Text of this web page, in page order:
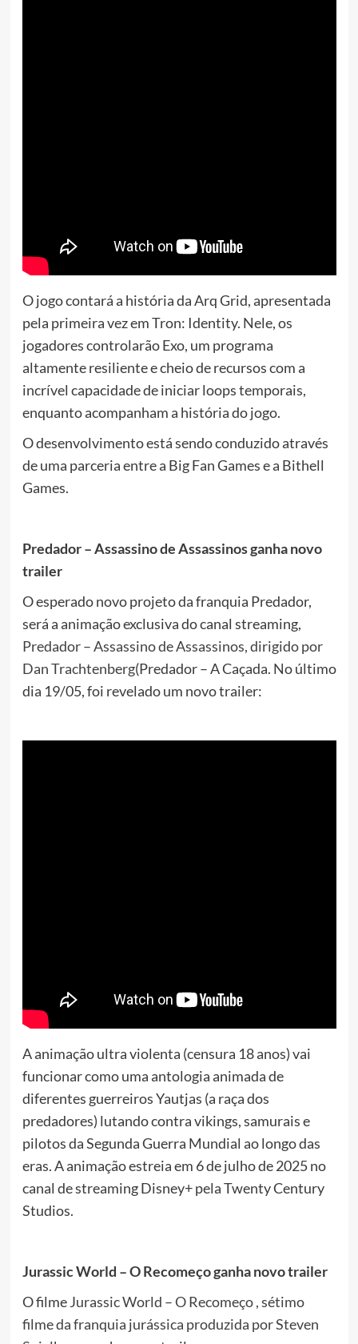
O jogo contará a história da Arq Grid, apresentada
pela primeira vez em Tron: Identity. Nele, os
jogadores controlarão Exo, um programa
altamente resiliente e cheio de recursos com a
incrível capacidade de iniciar loops temporais,
enquanto acompanham a história do jogo.
O desenvolvimento está sendo conduzido através
de uma parceria entre a Big Fan Games e a Bithell
Games.
Predador – Assassino de Assassinos ganha novo
trailer
O esperado novo projeto da franquia Predador,
será a animação exclusiva do canal streaming,
Predador – Assassino de Assassinos, dirigido por
Dan Trachtenberg(Predador – A Caçada. No último
dia 19/05, foi revelado um novo trailer:
A animação ultra violenta (censura 18 anos) vai
funcionar como uma antologia animada de
diferentes guerreiros Yautjas (a raça dos
predadores) lutando contra vikings, samurais e
pilotos da Segunda Guerra Mundial ao longo das
eras. A animação estreia em 6 de julho de 2025 no
canal de streaming Disney+ pela Twenty Century
Studios.
Jurassic World – O Recomeço ganha novo trailer
O filmeJurassic World – O Recomeço , sétimo
filme da franquia jurássica produzida por Steven